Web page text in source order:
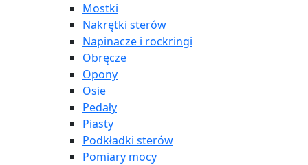
Mostki
Nakrętki sterów
Napinacze i rockringi
Obręcze
Opony
Osie
Pedały
Piasty
Podkładki sterów
Pomiary mocy